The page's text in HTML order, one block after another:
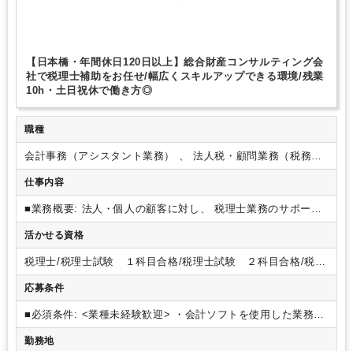
【日本橋・年間休日120日以上】総合財産コンサルティング会
社で税理士補助をお任せ/幅広くスキルアップできる環境/残業
10h・土日祝休で働き方◎
職種
会計事務（アシスタント業務） 、 法人税・顧問業務（税務）
、 相続・事業承継（税務）
仕事内容
■業務概要: 法人・個人の顧客に対し、 税理士業務のサポート
を中心に幅広い業務を担当いただきます。 ■担当業務詳細記
帳代行やデータ入力を中心に作業を行って頂きますが、 巡回
頂きたいと思っています。 ・税務、会計業務全般 (資料作成、
各種申請、 月次作業、 決算業務等)
査や経営アドバイス、コンサルティング業務・事業承継対策
株価計算およびシミュレーション/事業承継策の立案 / 実行ス
ケジュールの作成・相続対策 相続税試算/相続税対策の概要立
案・実行スケジュールの作成
活かせる資格
税理士/税理士試験 １科目合格/税理士試験 ２科目合格/税理
士試験 ３科目合格/税理士試験 ４科目合格/日商簿記 １級/
日商簿記 ２級/日商簿記 ３級/社会保険労務士/宅地建物取引
応募条件
■必須条件: <業種未経験歓迎> ・会計ソフトを使用した業務に
従事していた方※JDL操作できれば、なお可■歓迎条件:・決
算書の作成経験がある方※JDL操作できれば、なお可
勤務地